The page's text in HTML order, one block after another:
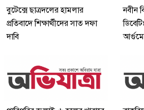
বুটেক্সে ছাত্রদলের হামলার
প্রতিবাদে শিক্ষার্থীদের সাত দফা
দাবি
নবীন